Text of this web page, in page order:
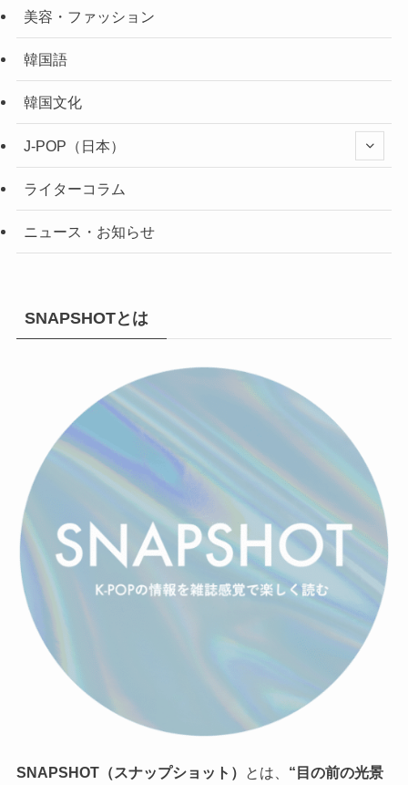
美容・ファッション
韓国語
韓国文化
J-POP（日本）
ライターコラム
ニュース・お知らせ
SNAPSHOTとは
SNAPSHOT（スナップショット） とは、 “目の前の光景